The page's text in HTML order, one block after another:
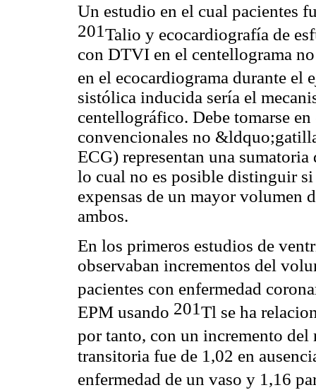
Un estudio en el cual pacientes
201Talio y ecocardiografía de
con DTVI en el centellograma
en el ecocardiograma durante el
sistólica inducida sería el
centellográfico. Debe tomarse
convencionales no
ECG) representan una
lo cual no es posible distinguir
expensas de un mayor volumen
ambos.
En los primeros estudios de
observaban incrementos del
pacientes con enfermedad
EPM usando 201Tl se ha
por tanto, con un incremento
transitoria fue de 1,02 en
enfermedad de un vaso y 1,16